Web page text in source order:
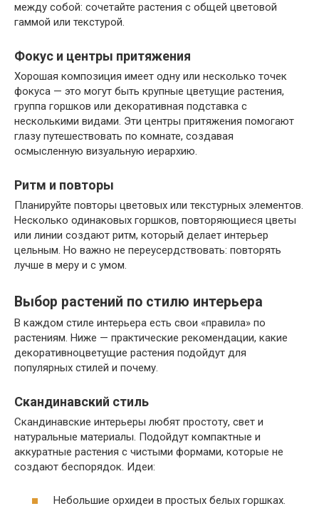
между собой: сочетайте растения с общей цветовой
гаммой или текстурой.
Фокус и центры притяжения
Хорошая композиция имеет одну или несколько точек
фокуса — это могут быть крупные цветущие растения,
группа горшков или декоративная подставка с
несколькими видами. Эти центры притяжения помогают
глазу путешествовать по комнате, создавая
осмысленную визуальную иерархию.
Ритм и повторы
Планируйте повторы цветовых или текстурных элементов.
Несколько одинаковых горшков, повторяющиеся цветы
или линии создают ритм, который делает интерьер
цельным. Но важно не переусердствовать: повторять
лучше в меру и с умом.
Выбор растений по стилю интерьера
В каждом стиле интерьера есть свои «правила» по
растениям. Ниже — практические рекомендации, какие
декоративноцветущие растения подойдут для
популярных стилей и почему.
Скандинавский стиль
Скандинавские интерьеры любят простоту, свет и
натуральные материалы. Подойдут компактные и
аккуратные растения с чистыми формами, которые не
создают беспорядок. Идеи:
Небольшие орхидеи в простых белых горшках.